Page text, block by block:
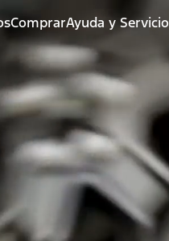
ComprarAyuda y Servicio